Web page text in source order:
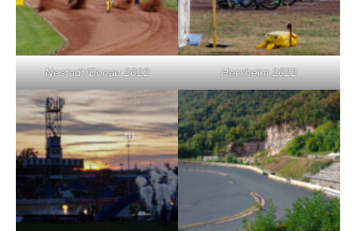
Nestadt/Donau 2022 Herxheim 2022